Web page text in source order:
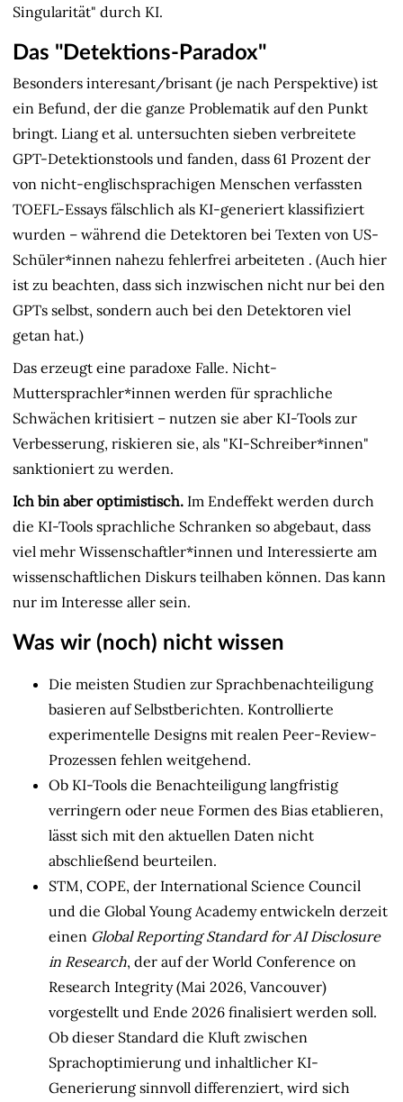
Singularität" durch KI.
Das "Detektions-Paradox"
Besonders interesant/brisant (je nach Perspektive) ist
ein Befund, der die ganze Problematik auf den Punkt
bringt. Liang et al. untersuchten sieben verbreitete
GPT-Detektionstools und fanden, dass 61 Prozent der
von nicht-englischsprachigen Menschen verfassten
TOEFL-Essays fälschlich als KI-generiert klassifiziert
wurden – während die Detektoren bei Texten von US-
Schüler*innen nahezu fehlerfrei arbeiteten . (Auch hier
ist zu beachten, dass sich inzwischen nicht nur bei den
GPTs selbst, sondern auch bei den Detektoren viel
getan hat.)
Das erzeugt eine paradoxe Falle. Nicht-
Muttersprachler*innen werden für sprachliche
Schwächen kritisiert – nutzen sie aber KI-Tools zur
Verbesserung, riskieren sie, als "KI-Schreiber*innen"
sanktioniert zu werden.
Ich bin aber optimistisch. Im Endeffekt werden durch
die KI-Tools sprachliche Schranken so abgebaut, dass
viel mehr Wissenschaftler*innen und Interessierte am
wissenschaftlichen Diskurs teilhaben können. Das kann
nur im Interesse aller sein.
Was wir (noch) nicht wissen
Die meisten Studien zur Sprachbenachteiligung
basieren auf Selbstberichten. Kontrollierte
experimentelle Designs mit realen Peer-Review-
Prozessen fehlen weitgehend.
Ob KI-Tools die Benachteiligung langfristig
verringern oder neue Formen des Bias etablieren,
lässt sich mit den aktuellen Daten nicht
abschließend beurteilen.
STM, COPE, der International Science Council
und die Global Young Academy entwickeln derzeit
einen Global Reporting Standard for AI Disclosure
in Research, der auf der World Conference on
Research Integrity (Mai 2026, Vancouver)
vorgestellt und Ende 2026 finalisiert werden soll.
Ob dieser Standard die Kluft zwischen
Sprachoptimierung und inhaltlicher KI-
Generierung sinnvoll differenziert, wird sich